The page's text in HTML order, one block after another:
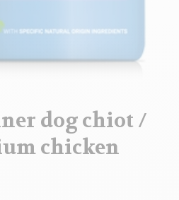
dog chiot /
chicken